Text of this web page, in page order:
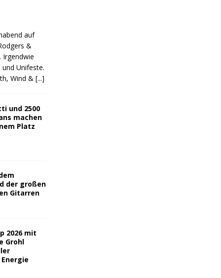
auf
&
Irgendwie
Unifeste.
Wind &[...]
und 2500
machen
Platz
der großen
Gitarren
2026 mit
Grohl